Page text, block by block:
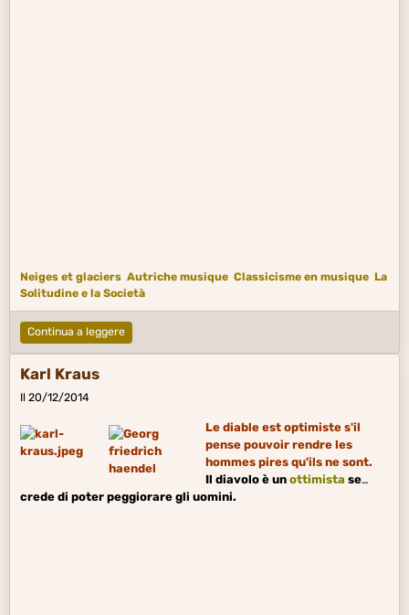
Neiges et glaciers Autriche musique Classicisme en musique La
Solitudine e la Società
Continua a leggere
Karl Kraus
Il 20/12/2014
Le diable est optimiste s'il
pense pouvoir rendre les
hommes pires qu'ils ne sont.
Il diavolo è un ottimista se
crede di poter peggiorare gli uomini.